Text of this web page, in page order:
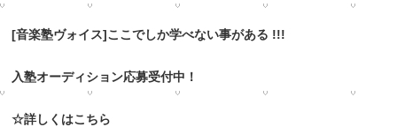
[音楽塾ヴォイス]ここでしか学べない事がある !!!
入塾オーディション応募受付中！
☆詳しくはこちら